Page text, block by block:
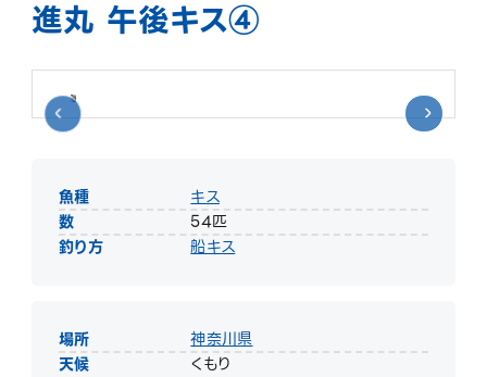
進丸 午後キス④
魚種
キス
数
54匹
釣り方
船キス
場所
神奈川県
天候
くもり